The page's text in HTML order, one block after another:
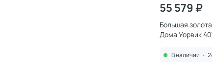
55 579 ₽
Большая
Дома Уорвик
В наличии •